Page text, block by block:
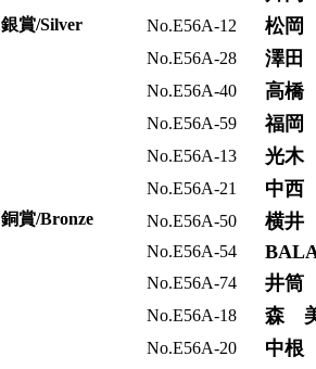
銀賞/Silver No.E56A-12 松岡
No.E56A-28 澤田
No.E56A-40 高橋
No.E56A-59 福岡
銅賞/Bronze
No.E56A-13 光木
No.E56A-21 中西
No.E56A-50 横井
No.E56A-54
No.E56A-74 井筒
No.E56A-18 森
No.E56A-20 中根